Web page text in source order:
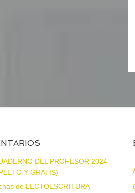
DEL PROFESOR 2024
Y GRATIS)
de LECTOESCRITURA –